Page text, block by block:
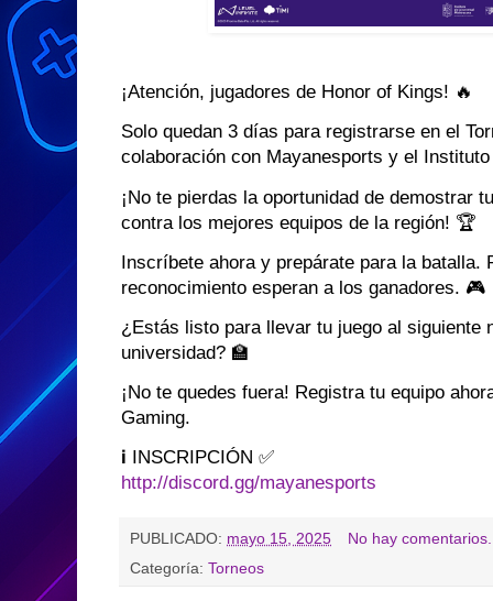
¡Atención, jugadores de Honor of Kings! 🔥
Solo quedan 3 días para registrarse en el
colaboración con Mayanesports y el
¡No te pierdas la oportunidad de demostrar
contra los mejores equipos de la región! 🏆
Inscríbete ahora y prepárate para la batalla.
reconocimiento esperan a los ganadores. 🎮
¿Estás listo para llevar tu juego al siguiente
universidad? 🏫
¡No te quedes fuera! Registra tu equipo
Gaming.
ℹ️ INSCRIPCIÓN ✅
http://discord.gg/mayanesports
PUBLICADO: mayo 15, 2025
No hay
Categoría: Torneos